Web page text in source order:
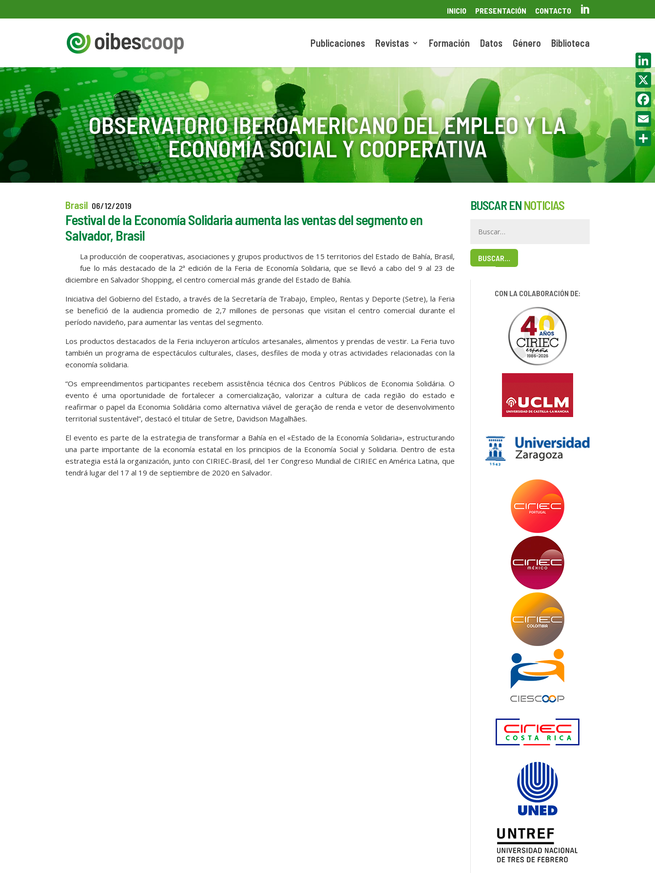
INICIO PRESENTACIÓN CONTACTO 
Publicaciones Revistas Formación Datos Género Biblioteca
OBSERVATORIO IBEROAMERICANO DEL EMPLEO Y LA
ECONOMÍA SOCIAL Y COOPERATIVA
Brasil 06/12/2019
Festival de la Economía Solidaria aumenta las ventas del segmento en
Salvador, Brasil
La producción de cooperativas, asociaciones y grupos productivos de 15 territorios del Estado de Bahía, Brasil,
fue lo más destacado de la 2ª edición de la Feria de Economía Solidaria, que se llevó a cabo del 9 al 23 de
diciembre en Salvador Shopping, el centro comercial más grande del Estado de Bahía.
Iniciativa del Gobierno del Estado, a través de la Secretaría de Trabajo, Empleo, Rentas y Deporte (Setre), la Feria
se benefició de la audiencia promedio de 2,7 millones de personas que visitan el centro comercial durante el
período navideño, para aumentar las ventas del segmento.
Los productos destacados de la Feria incluyeron artículos artesanales, alimentos y prendas de vestir. La Feria tuvo
también un programa de espectáculos culturales, clases, desfiles de moda y otras actividades relacionadas con la
economía solidaria.
“Os empreendimentos participantes recebem assistência técnica dos Centros Públicos de Economia Solidária. O
evento é uma oportunidade de fortalecer a comercialização, valorizar a cultura de cada região do estado e
reafirmar o papel da Economia Solidária como alternativa viável de geração de renda e vetor de desenvolvimento
territorial sustentável”, destacó el titular de Setre, Davidson Magalhães.
El evento es parte de la estrategia de transformar a Bahía en el «Estado de la Economía Solidaria», estructurando
una parte importante de la economía estatal en los principios de la Economía Social y Solidaria. Dentro de esta
estrategia está la organización, junto con CIRIEC-Brasil, del 1er Congreso Mundial de CIRIEC en América Latina, que
tendrá lugar del 17 al 19 de septiembre de 2020 en Salvador.
BUSCAR EN NOTICIAS
BUSCAR…
CON LA COLABORACIÓN DE:
X
Email